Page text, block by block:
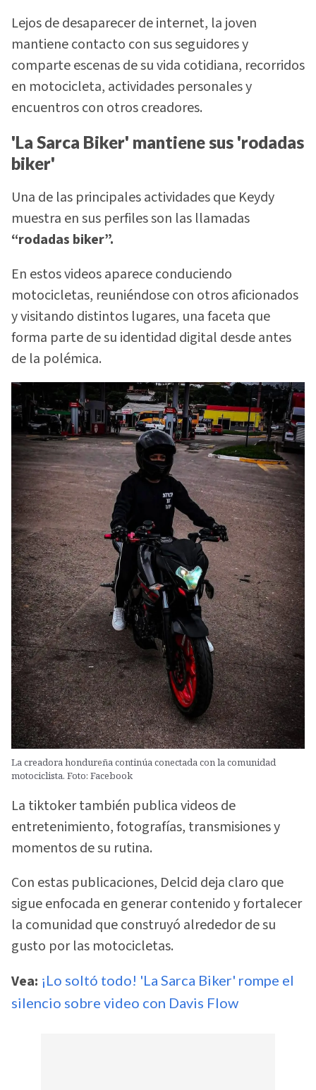
Lejos de desaparecer de internet, la joven
mantiene contacto con sus seguidores y
comparte escenas de su vida cotidiana, recorridos
en motocicleta, actividades personales y
encuentros con otros creadores.
'La Sarca Biker' mantiene sus 'rodadas
biker'
Una de las principales actividades que Keydy
muestra en sus perfiles son las llamadas
“rodadas biker”.
En estos videos aparece conduciendo
motocicletas, reuniéndose con otros aficionados
y visitando distintos lugares, una faceta que
forma parte de su identidad digital desde antes
de la polémica.
La creadora hondureña continúa conectada con la comunidad
motociclista. Foto: Facebook
La tiktoker también publica videos de
entretenimiento, fotografías, transmisiones y
momentos de su rutina.
Con estas publicaciones, Delcid deja claro que
sigue enfocada en generar contenido y fortalecer
la comunidad que construyó alrededor de su
gusto por las motocicletas.
Vea: ¡Lo soltó todo! 'La Sarca Biker' rompe el
silencio sobre video con Davis Flow